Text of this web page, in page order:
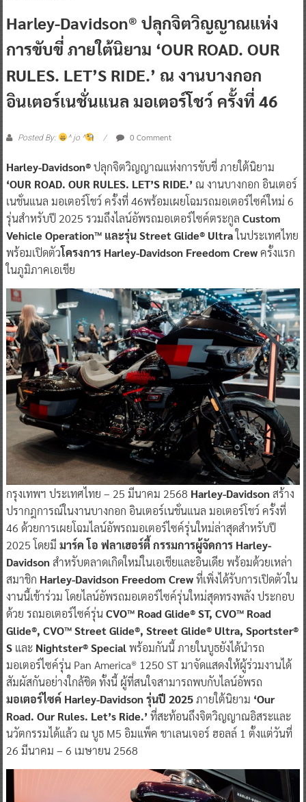
Harley-Davidson® ปลุกจิตวิญญาณแห่ง
การขับขี่ ภายใต้นิยาม ‘OUR ROAD. OUR
RULES. LET’S RIDE.’ ณ งานบางกอก
อินเตอร์เนชั่นแนล มอเตอร์โชว์ ครั้งที่ 46
Posted By: ^ jo ^ 0 Comment
Harley-Davidson®ปลุกจิตวิญญาณแห่งการขับขี่ ภายใต้นิยาม
‘OUR ROAD. OUR RULES. LET’S RIDE.’ ณ งานบางกอก อินเตอร์
เนชั่นแนล มอเตอร์โชว์ ครั้งที่ 46พร้อมเผยโฉมรถมอเตอร์ไซค์ใหม่ 6
รุ่นสำหรับปี 2025 รวมถึงไลน์อัพรถมอเตอร์ไซค์ตระกูล Custom
Vehicle Operation™ และรุ่น Street Glide® Ultraในประเทศไทย
พร้อมเปิดตัวโครงการ Harley-Davidson Freedom Crewครั้งแรก
ในภูมิภาคเอเชีย
กรุงเทพฯ ประเทศไทย – 25 มีนาคม 2568 Harley-Davidsonสร้าง
ปรากฎการณ์ในงานบางกอก อินเตอร์เนชั่นแนล มอเตอร์โชว์ ครั้งที่
46 ด้วยการเผยโฉมไลน์อัพรถมอเตอร์ไซค์รุ่นใหม่ล่าสุดสำหรับปี
2025 โดยมี มาร์ค โอ ฟลาเฮอร์ตี้ กรรมการผู้จัดการ Harley-
Davidsonสำหรับตลาดเกิดใหม่ในเอเชียและอินเดีย พร้อมด้วยเหล่า
สมาชิก Harley-Davidson Freedom Crewที่เพิ่งได้รับการเปิดตัวใน
งานนี้เข้าร่วม โดยไลน์อัพรถมอเตอร์ไซค์รุ่นใหม่สุดทรงพลัง ประกอบ
ด้วย รถมอเตอร์ไซค์รุ่นCVO™ Road Glide® ST, CVO™ Road
Glide®, CVO™ Street Glide®, Street Glide® Ultra, Sportster®
S และNightster® Specialพร้อมกันนี้ ภายในบูธยังได้นำรถ
มอเตอร์ไซค์รุ่น Pan America® 1250 ST มาจัดแสดงให้ผู้ร่วมงานได้
สัมผัสกันอย่างใกล้ชิด ทั้งนี้ ผู้ที่สนใจสามารถพบกับไลน์อัพรถ
มอเตอร์ไซค์ Harley-Davidson รุ่นปี 2025ภายใต้นิยาม ‘Our
Road. Our Rules. Let’s Ride.’ ที่สะท้อนถึงจิตวิญญาณอิสระและ
นวัตกรรมได้แล้ว ณ บูธ M5 อิมแพ็ค ชาเลนเจอร์ ฮอลล์ 1 ตั้งแต่วันที่
26 มีนาคม – 6 เมษายน 2568